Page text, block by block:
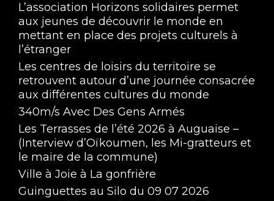
L’association Horizons solidaires permet
aux jeunes de découvrir le monde en
mettant en place des projets culturels à
l’étranger
Les centres de loisirs du territoire se
retrouvent autour d’une journée consacrée
aux différentes cultures du monde
340m/s Avec Des Gens Armés
Les Terrasses de l’été 2026 à Auguaise –
(Interview d’Oïkoumen, les Mi-gratteurs et
le maire de la commune)
Ville à Joie à La gonfrière
Guinguettes au Silo du 09 07 2026